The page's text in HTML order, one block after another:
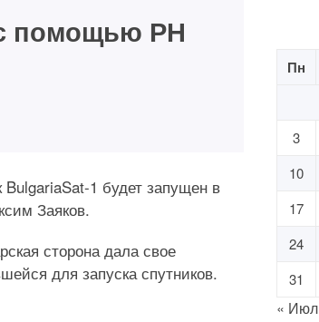
помощью РН
1 будет запущен в
Заяков.
сторона дала свое
для запуска спутников.
Пн
3
10
17
24
31
« Июл